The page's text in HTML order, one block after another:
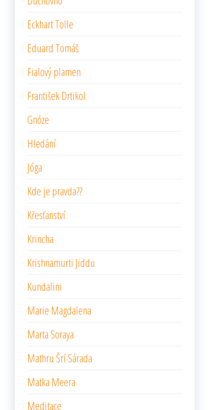
Eckhart Tolle
Eduard Tomáš
Fialový plamen
František Drtikol
Gnóze
Hledání
Jóga
Kde je pravda??
Křesťanství
Krincha
Krishnamurti Jiddu
Kundalini
Marie Magdalena
Marta Soraya
Mathru Šrí Sárada
Matka Meera
Meditace